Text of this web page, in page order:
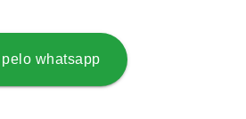
whatsapp